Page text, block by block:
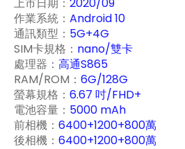
作業系統： Android 10
通訊類型： 5G+4G
SIM卡規格： nano/雙卡
處理器： 高通S865
RAM/ROM： 6G/128G
螢幕規格： 6.67 吋/FHD+
電池容量： 5000 mAh
前相機： 6400+1200+800萬
後相機： 6400+1200+800萬